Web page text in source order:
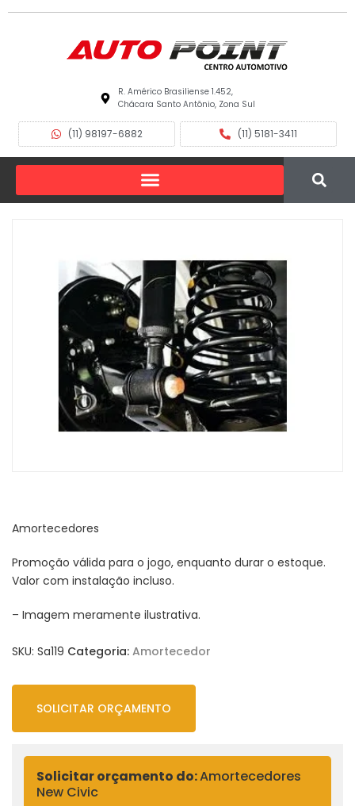
R. Américo Brasiliense 1.452,
Chácara Santo Antônio, Zona Sul
(11) 98197-6882 (11) 5181-3411
Amortecedores
Promoção válida para o jogo, enquanto durar o estoque.
Valor com instalação incluso.
– Imagem meramente ilustrativa.
SKU: Sa119 Categoria: Amortecedor
SOLICITAR ORÇAMENTO
Solicitar orçamento do:Amortecedores
New Civic